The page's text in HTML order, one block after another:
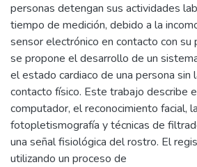
personas detengan sus actividades
tiempo de medición, debido a la
sensor electrónico en contacto con su
se propone el desarrollo de un
el estado cardiaco de una persona sin
contacto físico. Este trabajo describe
computador, el reconocimiento facial,
fotopletismografía y técnicas de
una señal fisiológica del rostro. El
utilizando un proceso de